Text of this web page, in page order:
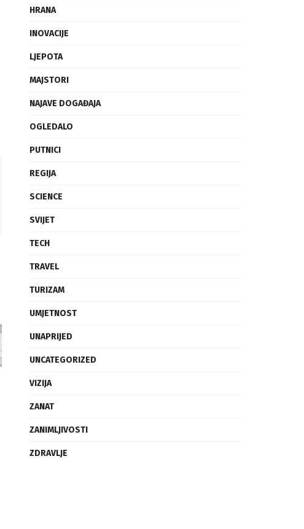
HRANA
INOVACIJE
LJEPOTA
MAJSTORI
NAJAVE DOGAĐAJA
OGLEDALO
PUTNICI
REGIJA
SCIENCE
SVIJET
TECH
TRAVEL
TURIZAM
UMJETNOST
UNAPRIJED
UNCATEGORIZED
VIZIJA
ZANAT
ZANIMLJIVOSTI
ZDRAVLJE